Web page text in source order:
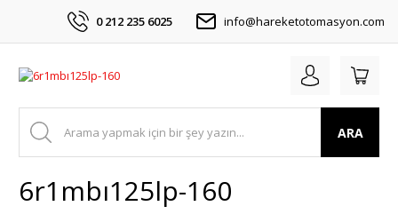
0 212 235 6025 info@hareketotomasyon.com
ARA
6r1mbı125lp-160